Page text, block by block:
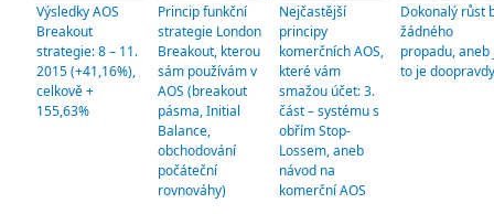
Výsledky AOS
Breakout
strategie: 8 – 11.
2015 (+41,16%),
celkově +
155,63%
Princip funkční
strategie London
Breakout, kterou
sám používám v
AOS (breakout
pásma, Initial
Balance,
obchodování
počáteční
rovnováhy)
Nejčastější
principy
komerčních AOS,
které vám
smažou účet: 3.
část – systému s
obřím Stop-
Lossem, aneb
návod na
komerční AOS
Dokonalý růst
žádného
propadu, aneb
to je doopravdy